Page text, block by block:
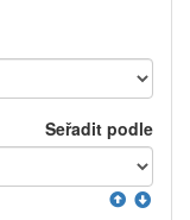
Seřadit podle